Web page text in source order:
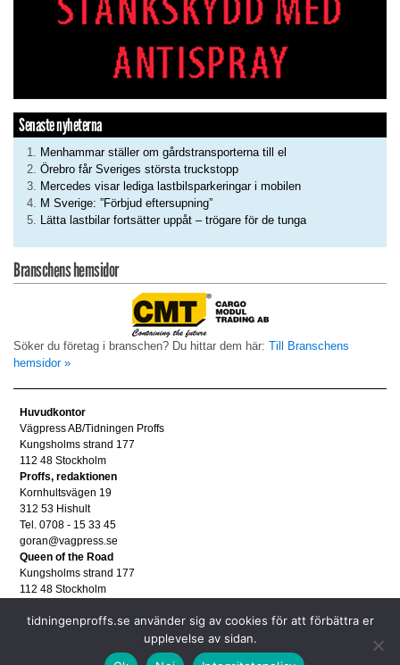
Senaste nyheterna
Menhammar ställer om gårdstransporterna till el
Örebro får Sveriges största truckstopp
Mercedes visar lediga lastbilsparkeringar i mobilen
M Sverige: ”Förbjud eftersupning”
Lätta lastbilar fortsätter uppåt – trögare för de tunga
Branschens hemsidor
Söker du företag i branschen? Du hittar dem här: Till Branschens
hemsidor »
Huvudkontor
Vägpress AB/Tidningen Proffs
Kungsholms strand 177
112 48 Stockholm
Proffs, redaktionen
Kornhultsvägen 19
312 53 Hishult
Tel. 0708 - 15 33 45
goran@vagpress.se
Queen of the Road
Kungsholms strand 177
112 48 Stockholm
Tel. 08 - 653 83 80
tidningenproffs.se använder sig av cookies för att förbättra er
upplevelse av sidan.